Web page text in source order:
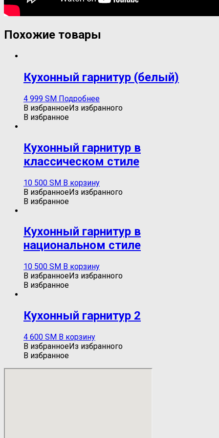
Похожие товары
Кухонный гарнитур (белый)
4 999 ЅМ Подробнее
В избранноеИз избранного
В избранное
Кухонный гарнитур в
классическом стиле
10 500 ЅМ В корзину
В избранноеИз избранного
В избранное
Кухонный гарнитур в
национальном стиле
10 500 ЅМ В корзину
В избранноеИз избранного
В избранное
Кухонный гарнитур 2
4 600 ЅМ В корзину
В избранноеИз избранного
В избранное